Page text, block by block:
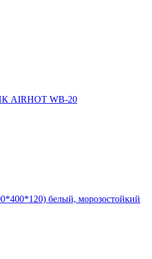
WB-20
белый, морозостойкий